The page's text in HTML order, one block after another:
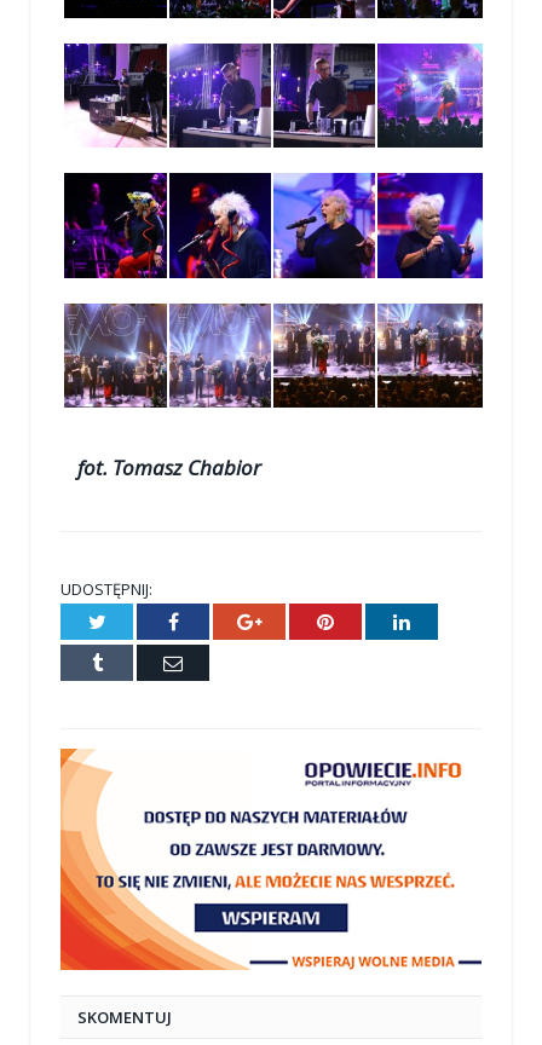
fot. Tomasz Chabior
UDOSTĘPNIJ:
Twitter Facebook Google+ Pinterest LinkedIn
Tumblr
E-
SKOMENTUJ